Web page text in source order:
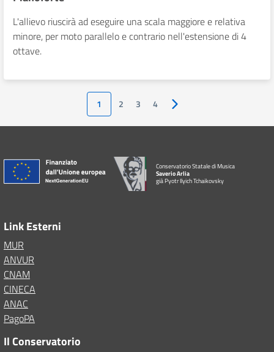
L'allievo riuscirà ad eseguire una scala maggiore e relativa
minore, per moto parallelo e contrario nell'estensione di 4
ottave.
1 2 3 4 Pagina successiva
Conservatorio Statale di Musica
Saverio Arlia
già Pyotr Ilyich Tchaikovsky
Link Esterni
MUR
ANVUR
CNAM
CINECA
ANAC
PagoPA
Il Conservatorio